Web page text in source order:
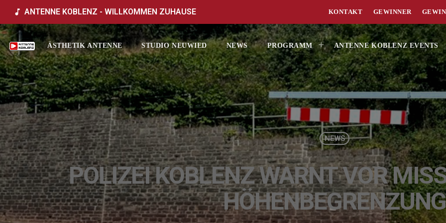
music_note ANTENNE KOBLENZ - WILLKOMMEN ZUHAUSE KONTAKT GEWINNER
ÄSTHETIK ANTENNE STUDIO NEUWIED NEWS PROGRAMM ANTENNE KOBLENZ EVENTS
NEWS
POLIZEI KOBLENZ WARNT VOR
HÖHENBEGRENZUNG